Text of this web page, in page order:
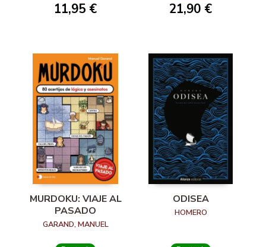
11,95 € 21,90 €
MURDOKU: VIAJE AL
PASADO
GARAND, MANUEL
ODISEA
HOMERO